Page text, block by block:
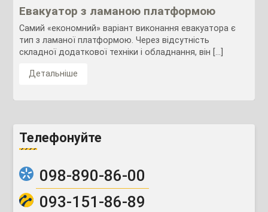
Евакуатор з ламаною платформою
Самий «економний» варіант виконання евакуатора є
тип з ламаної платформою. Через відсутність
складної додаткової техніки і обладнання, він […]
Детальніше
Телефонуйте
098-890-86-00
093-151-86-89